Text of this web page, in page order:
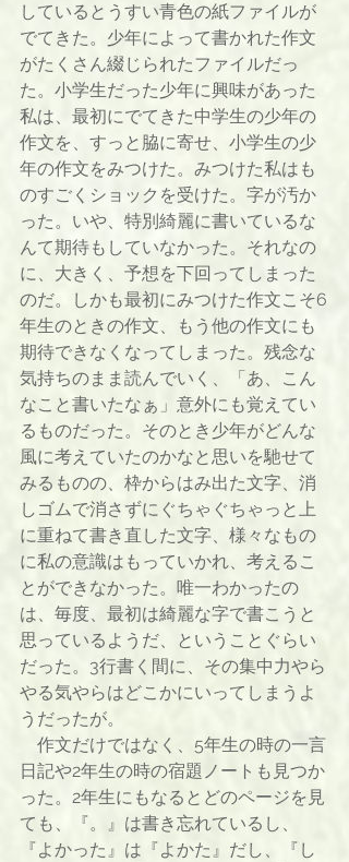
しているとうすい青色の紙ファイルが
でてきた。少年によって書かれた作文
がたくさん綴じられたファイルだっ
た。小学生だった少年に興味があった
私は、最初にでてきた中学生の少年の
作文を、すっと脇に寄せ、小学生の少
年の作文をみつけた。みつけた私はも
のすごくショックを受けた。字が汚か
った。いや、特別綺麗に書いているな
んて期待もしていなかった。それなの
に、大きく、予想を下回ってしまった
のだ。しかも最初にみつけた作文こそ6
年生のときの作文、もう他の作文にも
期待できなくなってしまった。残念な
気持ちのまま読んでいく、「あ、こん
なこと書いたなぁ」意外にも覚えてい
るものだった。そのとき少年がどんな
風に考えていたのかなと思いを馳せて
みるものの、枠からはみ出た文字、消
しゴムで消さずにぐちゃぐちゃっと上
に重ねて書き直した文字、様々なもの
に私の意識はもっていかれ、考えるこ
とができなかった。唯一わかったの
は、毎度、最初は綺麗な字で書こうと
思っているようだ、ということぐらい
だった。3行書く間に、その集中力やら
やる気やらはどこかにいってしまうよ
うだったが。
作文だけではなく、5年生の時の一言
日記や2年生の時の宿題ノートも見つか
った。2年生にもなるとどのページを見
ても、『。』は書き忘れているし、
『よかった』は『よかた』だし、『し